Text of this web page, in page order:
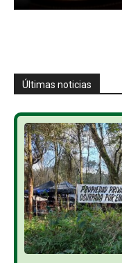
Últimas noticias